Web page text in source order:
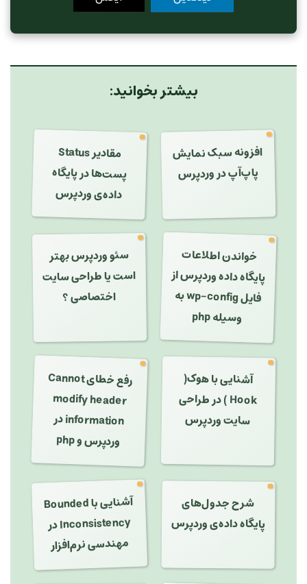
بیشتر بخوانید:
افزونه سبک نمایش
پاپ‌آپ در وردپرس
مقادیر Status
پست‌ها در پایگاه
داده‌ی وردپرس
خواندن اطلاعات
پایگاه داده وردپرس از
فایل
wp-config به
وسیله php
سئو وردپرس بهتر
است یا طراحی سایت
اختصاصی ؟
آشنایی با هوک(
Hook ) در طراحی
سایت وردپرس
رفع خطای Cannot
modify header
information
در
وردپرس و php
شرح جدول‌های
پایگاه داده‌ی وردپرس
آشنایی با
Bounded
Inconsistencyدر
مهندسی نرم‌افزار